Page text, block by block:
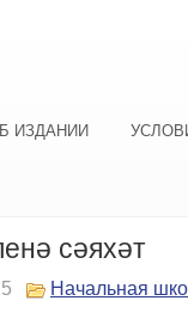
ИЗДАНИИ
сәяхәт
Начальная